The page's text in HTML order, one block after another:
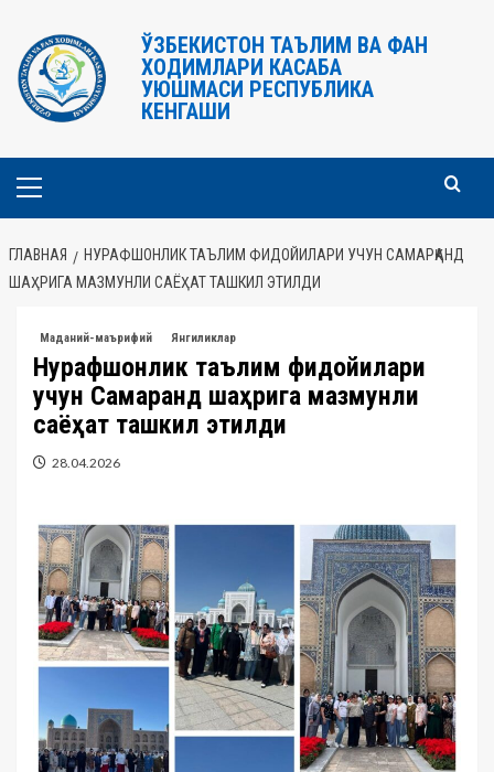
содержимому
ЎЗБЕКИСТОН ТАЪЛИМ ВА ФАН
ХОДИМЛАРИ КАСАБА
УЮШМАСИ РЕСПУБЛИКА
КЕНГАШИ
Основное
ГЛАВНАЯ
НУРАФШОНЛИК ТАЪЛИМ ФИДОЙИЛАРИ УЧУН САМАРҚАНД
ШАҲРИГА МАЗМУНЛИ САЁҲАТ ТАШКИЛ ЭТИЛДИ
Маданий-маърифий Янгиликлар
Нурафшонлик таълим фидойилари
учун Самарқанд шаҳрига мазмунли
саёҳат ташкил этилди
28.04.2026